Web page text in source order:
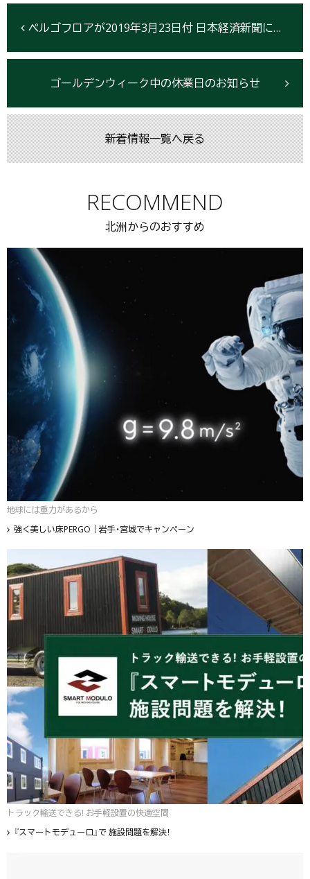
ペルゴフロアが2019年3月23日付 日本経済新聞に掲載されました
ゴールデンウィーク中の休業日のお知らせ
新着情報一覧へ戻る
RECOMMEND
北洲からのおすすめ
地球には重力があるから
強く美しい床PERGO｜岩手・宮城でキャンペーン
トラック輸送できる! お手軽設置の快適空間
『スマートモデューロ』で 施設問題を解決！